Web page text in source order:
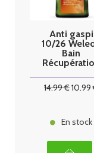
Anti gaspi
10/26
Bain
14.99€10.99
En stock